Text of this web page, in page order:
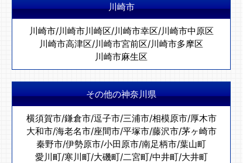
川崎市
川崎市/川崎市川崎区/川崎市幸区/川崎市中原区
川崎市高津区/川崎市宮前区/川崎市多摩区
川崎市麻生区
その他の神奈川県
横須賀市/鎌倉市/逗子市/三浦市/相模原市/厚木市
大和市/海老名市/座間市/平塚市/藤沢市/茅ヶ崎市
秦野市/伊勢原市/小田原市/南足柄市/葉山町
愛川町/寒川町/大磯町/二宮町/中井町/大井町